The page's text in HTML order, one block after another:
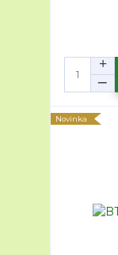
Novinka